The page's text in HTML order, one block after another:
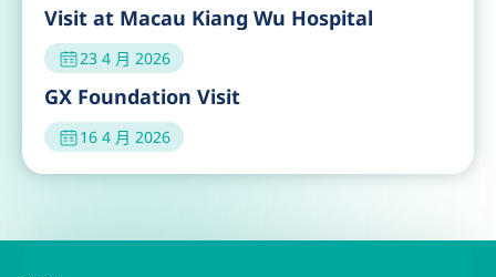
Visit at Macau Kiang Wu Hospital
23 4 月 2026
GX Foundation Visit
16 4 月 2026